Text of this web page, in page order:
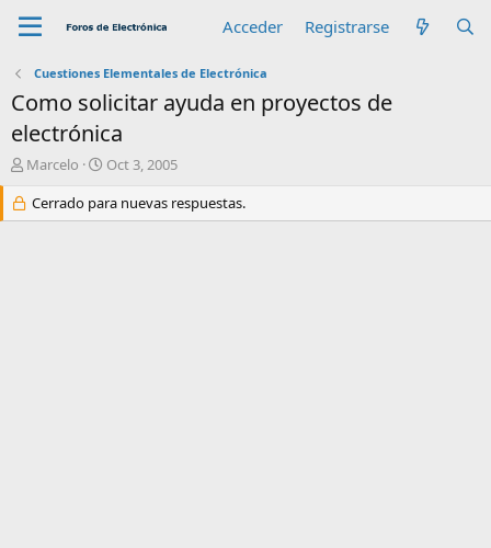
Acceder Registrarse
Cuestiones Elementales de Electrónica
Como solicitar ayuda en proyectos de
electrónica
A
t
o
Marcelo
F
c
h
Oct 3, 2005
Cerrado para nuevas respuestas.